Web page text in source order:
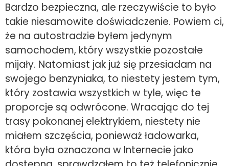
Bardzo bezpieczna, ale rzeczywiście to było
takie niesamowite doświadczenie. Powiem ci,
że na autostradzie byłem jedynym
samochodem, który wszystkie pozostałe
mijały. Natomiast jak już się przesiadam na
swojego benzyniaka, to niestety jestem tym,
który zostawia wszystkich w tyle, więc te
proporcje są odwrócone. Wracając do tej
trasy pokonanej elektrykiem, niestety nie
miałem szczęścia, ponieważ ładowarka,
która była oznaczona w Internecie jako